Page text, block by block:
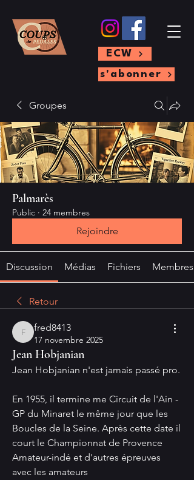
s'abonner
ECW
Groupes
Palmarès
Public · 24 membres
Rejoindre
Discussion Médias Fichiers Membres
Retour
fred8413
fred8413
17 novembre 2025
Jean Hobjanian
Jean Hobjanian n'est jamais passé pro.
En 1955, il termine me Circuit de l'Ain -
GP du Minaret le même jour que les
Boucles de la Seine. Après cette date il
court le Championnat de Provence
Amateur-indé et d'autres épreuves
avec les amateurs